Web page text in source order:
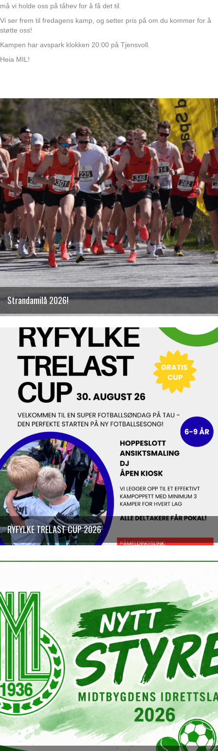
må vi holde oss på tåhev for å få det til.
Vi ser frem til fredagens kamp, og setter pris på om du kommer for å
støtte oss!
Kampen har avspark klokken 20:00 på Tjensvoll.
Heia MIL!
Strandamilå 2026!
RYFYLKE TRELAST CUP 2026